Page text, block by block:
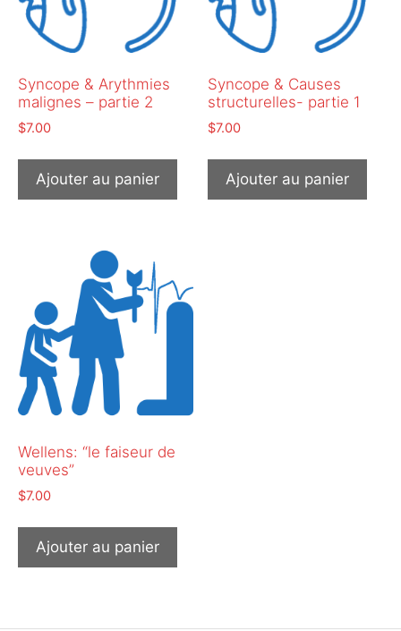
Syncope & Arythmies
malignes – partie 2
$7.00
Ajouter au panier
Syncope & Causes
structurelles- partie 1
$7.00
Ajouter au panier
Wellens: “le faiseur de
veuves”
$7.00
Ajouter au panier